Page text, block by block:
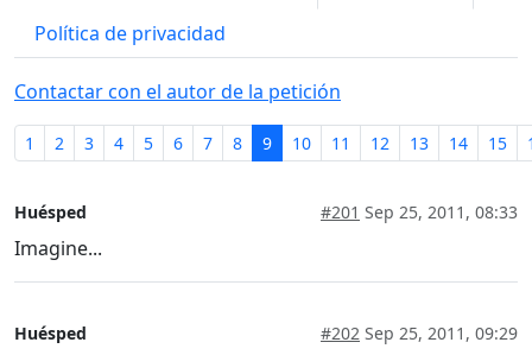
Política de privacidad
Contactar con el autor de la petición
1 2 3 4 5 6 7 8 9 10 11 12 13 14 15
Huésped #201 Sep 25, 2011, 08:33
Imagine...
Huésped #202 Sep 25, 2011, 09:29